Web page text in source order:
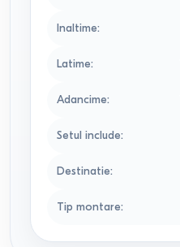
Inaltime:
Latime:
Adancime:
Setul include:
Destinatie:
Tip montare: